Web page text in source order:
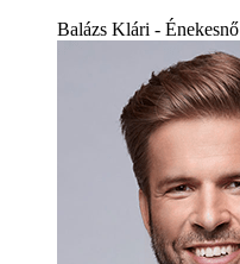
Balázs Klári - Énekesnő